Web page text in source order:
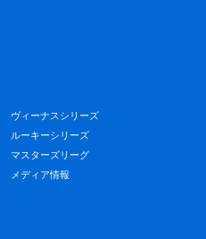
ヴィーナスシリーズ
ルーキーシリーズ
マスターズリーグ
メディア情報